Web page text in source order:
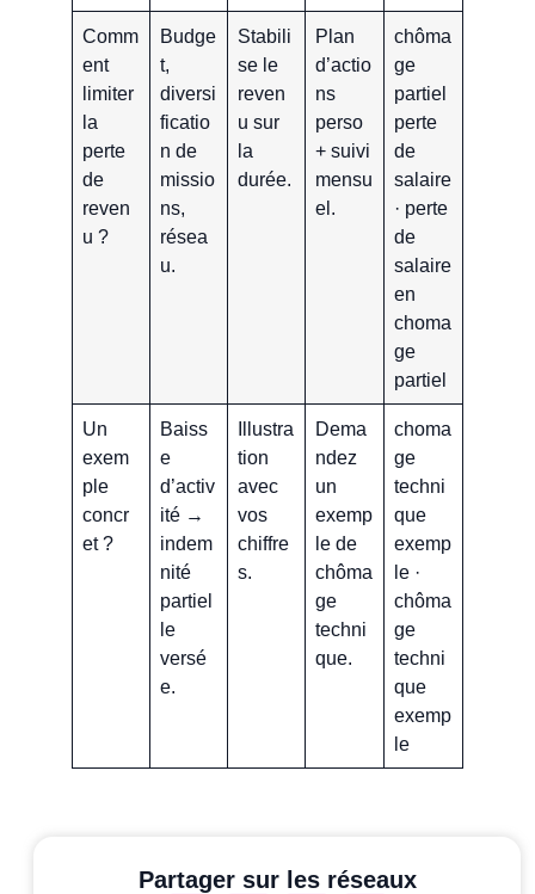
Comm
ent
limiter
la
perte
de
reven
u ?
Budge
t,
diversi
ficatio
n de
missio
ns,
résea
u.
Stabili
se le
reven
u sur
la
durée.
Plan
d’actio
ns
perso
+ suivi
mensu
el.
chôma
ge
partiel
perte
de
salaire
· perte
de
salaire
en
choma
ge
partiel
Un
exem
ple
concr
et ?
Baiss
e
d’activ
ité →
indem
nité
partiel
le
versé
e.
Illustra
tion
avec
vos
chiffre
s.
Dema
ndez
un
exemp
le de
chôma
ge
techni
que.
choma
ge
techni
que
exemp
le ·
chôma
ge
techni
que
exemp
le
Partager sur les réseaux